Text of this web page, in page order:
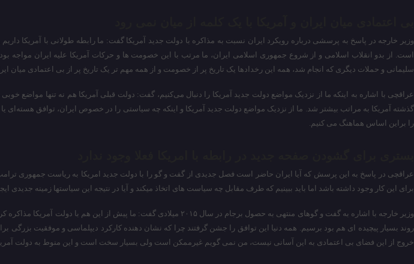
وزیر خارجه در پاسخ به پرسشی درباره رویکرد ایران نسبت به مذاکره با دولت جدید آمریکا گفت: ما رابطه طولانی با آمریکا
است. از بدو انقلاب اسلامی و از شروع جمهوری اسلامی ایران، ما مرتب با این خصومت ها و حرکات آمریکا علیه ایران مواجه
سلیمانی و حملات دیگری که انجام شد، همه این رخدادها یک تاریخ پر از خصومت و از همه مهم تر یک تاریخ پر از بی اعتمادی میان
عراقچی با اشاره به اینکه ما از نزدیک مواضع دولت جدید آمریکا را دنبال می‌کنیم، گفت: دولت قبلی آمریکا هم نه تنها
گذشته آمریکا به مراتب بیشتر شد. ما از نزدیک مواضع دولت جدید آمریکا و اینکه چه سیاستی را در خصوص ایران، توافق هسته‌ای
را براین اساس هماهنگ می کنیم.
عراقچی در پاسخ به این پرسش که آیا ایران حاضر است فصل جدیدی از گفت و گو را با دولت جدید امریکا به ریاست جمهوری
برای این کار وجود داشته باشد اما باید ببینیم که طرف مقابل چه سیاست های اتخاذ میکند و آیا در نتیجه این سیاستها زمینه
وزیر خارجه با اشاره به گفت و گوهای منتهی به حصول برجام در سال ۲۰۱۵
روند بسیار پیچیده ای هم بود برسیم. همه دنیا این توافق را جشن گرفتند چرا که نشان دهنده کارکرد دیپلماسی و موفقیت
خروج از این فضای بی اعتمادی به این آسانی نیست، من نمی گویم غیرممکن است ولی بسیار سخت است و این منوط به دولت